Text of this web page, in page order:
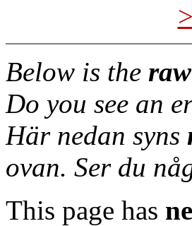
Below is the
Do you see an
Här nedan syns
ovan. Ser du
This page has